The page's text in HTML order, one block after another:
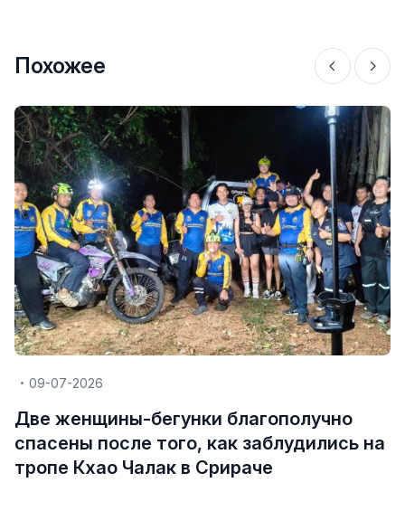
Похожее
09-07-2026
Две женщины-бегунки благополучно
спасены после того, как заблудились на
тропе Кхао Чалак в Срираче